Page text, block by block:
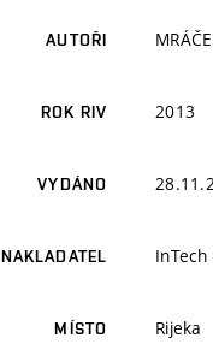
AUTOŘI
ROK RIV 2013
VYDÁNO
NAKLADATEL
MÍSTO Rijeka